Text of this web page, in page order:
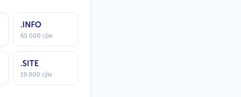
.INFO
65 000 сўм
.SITE
19 000 сўм